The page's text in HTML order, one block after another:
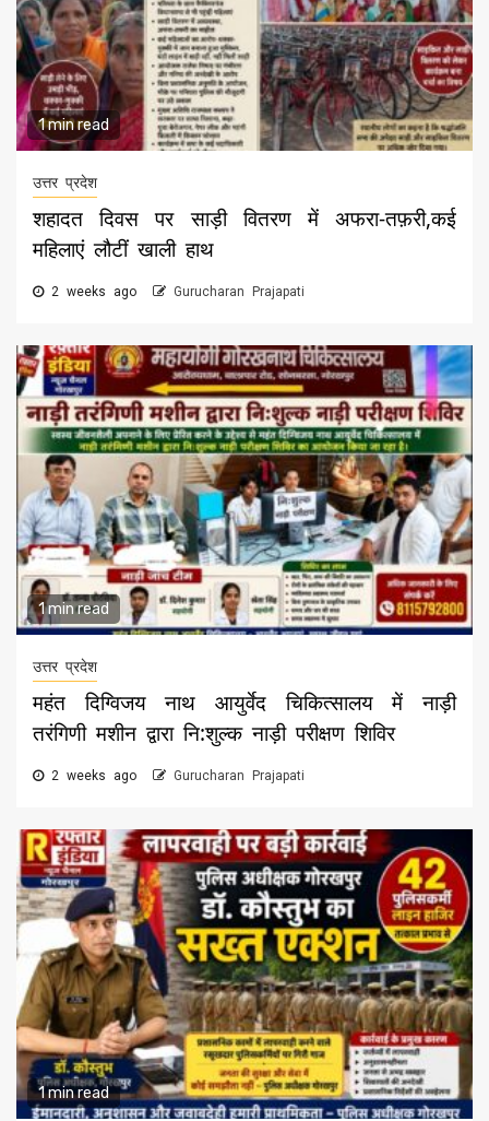
1 min read
उत्तर प्रदेश
शहादत दिवस पर साड़ी वितरण में अफरा-तफ़री,कई
महिलाएं लौटीं खाली हाथ
2 weeks ago Gurucharan Prajapati
1 min read
उत्तर प्रदेश
महंत दिग्विजय नाथ आयुर्वेद चिकित्सालय में नाड़ी
तरंगिणी मशीन द्वारा नि:शुल्क नाड़ी परीक्षण शिविर
2 weeks ago Gurucharan Prajapati
1 min read